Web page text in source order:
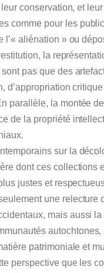
conservation, et
comme pour les
l’« aliénation » ou
la
pas que des
d’appropriation
parallèle, la montée
de la propriété
sur la
dont ces collections
justes et
une relecture
mais aussi
patrimoniale et
perspective que les